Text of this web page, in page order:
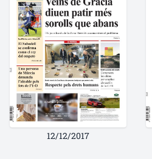
12/12/2017